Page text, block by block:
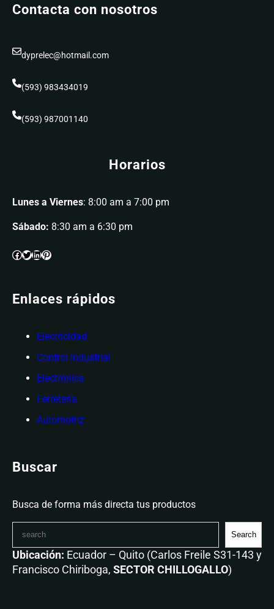
Contacta con nosotros
dyprelec@hotmail.com
(593) 983434019
(593) 987001140
Horarios
Lunes a Viernes: 8:00 am a 7:00 pm
Sábado: 8:30 am a 6:30 pm
Enlaces rápidos
Electricidad
Control Industrial
Electrónica
Ferretería
Automotriz
Buscar
Busca de forma más directa tus productos
Search
Ubicación: Ecuador – Quito (Carlos Freile S31-143 y
Francisco Chiriboga, SECTOR CHILLOGALLO)